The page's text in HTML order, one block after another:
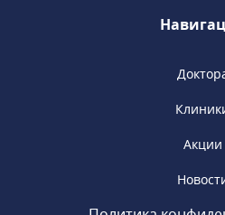
Акции